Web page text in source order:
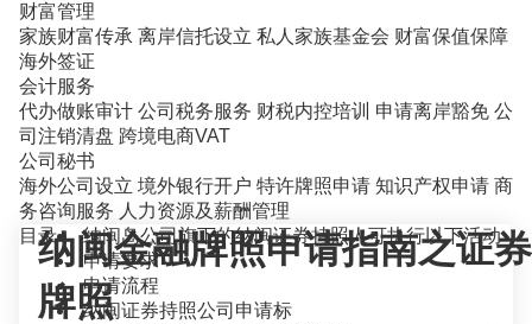
财富管理
家族财富传承 离岸信托设立 私人家族基金会 财富保值保障
海外签证
会计服务
代办做账审计 公司税务服务 财税内控培训 申请离岸豁免 公
司注销清盘 跨境电商VAT
公司秘书
海外公司设立 境外银行开户 特许牌照申请 知识产权申请 商
务咨询服务 人力资源及薪酬管理
纳闽金融牌照申请指南之证券
牌照
目录
纳闽岛公司旗下的纳闽证券持照人可执行以下活动
申请要求
申请流程
纳闽证券持照公司申请标